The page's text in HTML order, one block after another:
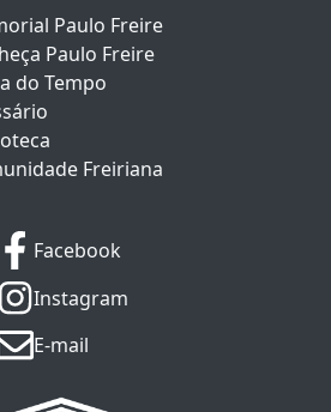
Paulo Freire
Paulo Freire
do Tempo
Freiriana
Facebook
Instagram
E-mail